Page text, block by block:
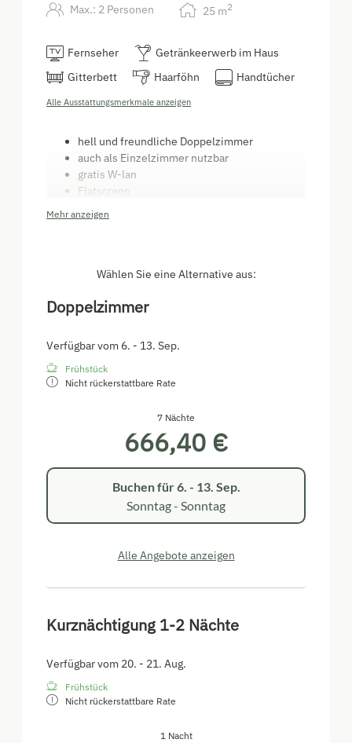
Max.: 2 Personen 25 m2
Fernseher
Getränkeerwerb im Haus
Gitterbett
Haarföhn Handtücher
Alle Ausstattungsmerkmale anzeigen
hell und freundliche Doppelzimmer
auch als Einzelzimmer nutzbar
gratis W-lan
Flatscreen
Haarfön, Handtücher, Seife
neu modernisierte Bäder (Dusche)
vom Bauern, Heumilch, Sennereibutter, ...)
(traditionelle Tiroler Küche)
Mehr anzeigen
Wählen Sie eine Alternative aus:
Doppelzimmer
Verfügbar vom 6. - 13. Sep.
Frühstück
Nicht rückerstattbare Rate
7 Nächte
666,40 €
Buchen für6. - 13. Sep.
Sonntag - Sonntag
Alle Angebote anzeigen
Kurznächtigung 1-2 Nächte
Verfügbar vom 20. - 21. Aug.
Frühstück
Nicht rückerstattbare Rate
1 Nacht